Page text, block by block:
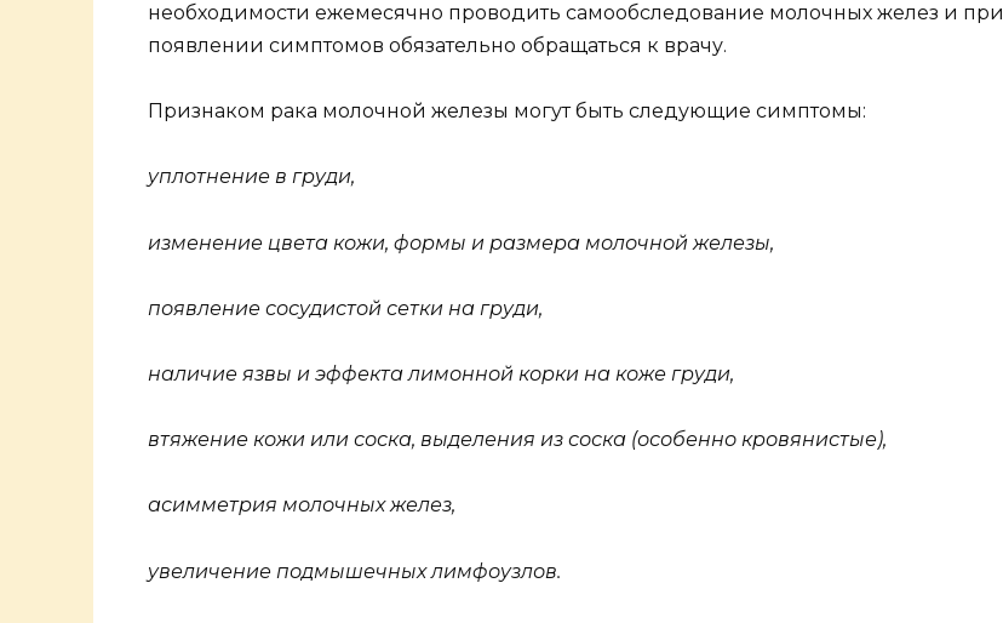
необходимости ежемесячно проводить самообследование молочных желез и при
появлении симптомов обязательно обращаться к врачу.
Признаком рака молочной железы могут быть следующие симптомы:
уплотнение в груди,
изменение цвета кожи, формы и размера молочной железы,
появление сосудистой сетки на груди,
наличие язвы и эффекта лимонной корки на коже груди,
втяжение кожи или соска, выделения из соска (особенно кровянистые),
асимметрия молочных желез,
увеличение подмышечных лимфоузлов.